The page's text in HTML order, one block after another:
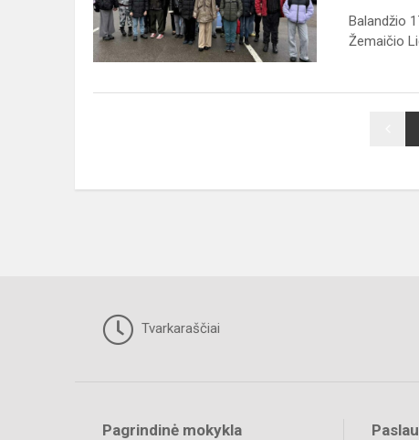
ŽEMAIČIO
LIETUVOS
KARO
Balandžio
Žemaičio
Tvarkaraščiai
Pagrindinė mokykla